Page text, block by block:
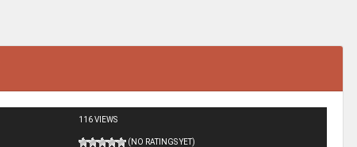
116 VIEWS
(NO RATINGS YET)